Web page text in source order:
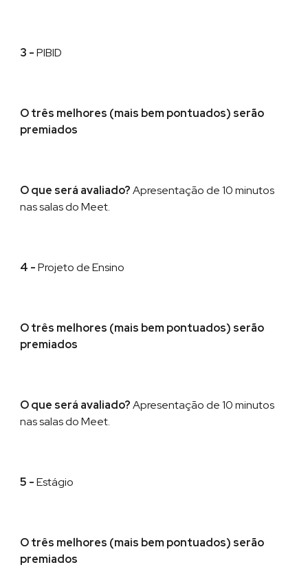
3 - PIBID
O três melhores (mais bem pontuados) serão
premiados
O que será avaliado? Apresentaçãode10 minutos
nas salas do Meet.
4 - Projeto de Ensino
O três melhores (mais bem pontuados) serão
premiados
O que será avaliado? Apresentaçãode10 minutos
nas salas do Meet.
5 - Estágio
O três melhores (mais bem pontuados) serão
premiados